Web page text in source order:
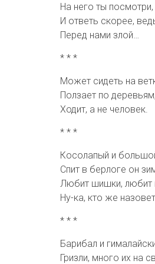
На него ты посмотри,
И ответь скорее,
Перед нами злой…
* * *
Может сидеть на
Ползает по
Ходит, а не человек.
* * *
Косолапый и
Спит в берлоге он
Любит шишки, любит
Ну-ка, кто же
* * *
Барибал и
Гризли, много их на